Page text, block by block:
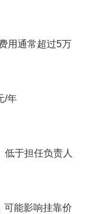
用通常超过5万
/年‌
低于担任负责人
可能影响挂靠价